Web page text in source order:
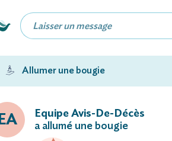
Allumer une bougie
EA
Equipe Avis-De-Décès
a allumé une bougie